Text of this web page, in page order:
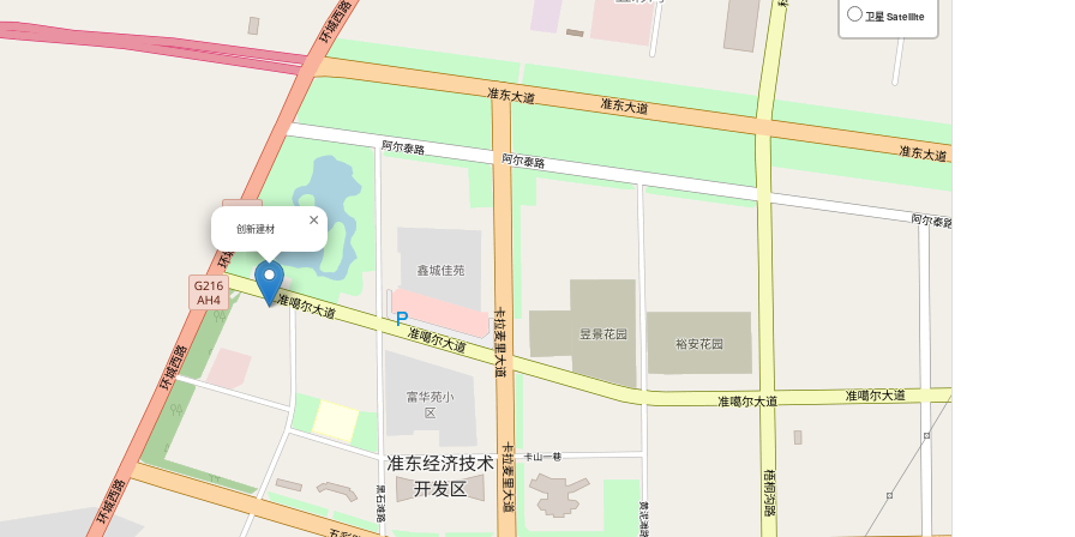
创新建材 ×
卫星 Satellite